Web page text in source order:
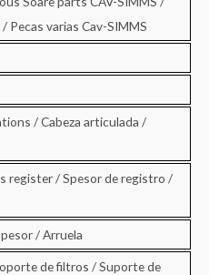
Pecas varias Cav-SIMMS
/ Cabeza articulada /
register / Spesor de registro /
/ Arruela
de filtros / Suporte de